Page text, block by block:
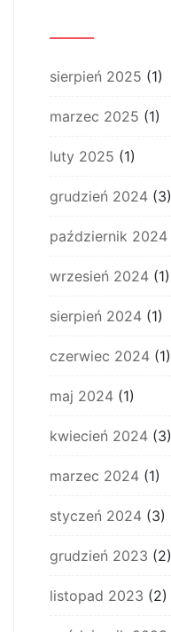
sierpień 2025 (1)
marzec 2025 (1)
luty 2025 (1)
grudzień 2024 (3)
październik 2024
wrzesień 2024 (1)
sierpień 2024 (1)
czerwiec 2024 (1)
maj 2024 (1)
kwiecień 2024 (3)
marzec 2024 (1)
styczeń 2024 (3)
grudzień 2023 (2)
listopad 2023 (2)